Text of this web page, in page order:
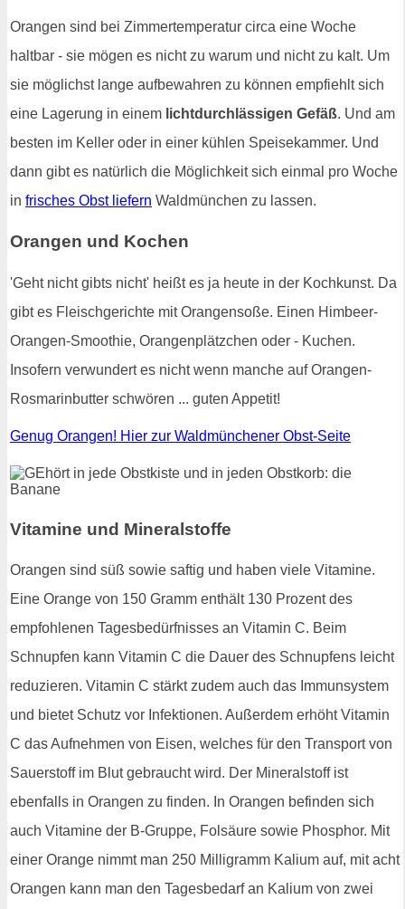
Orangen sind bei Zimmertemperatur circa eine Woche
haltbar - sie mögen es nicht zu warum und nicht zu kalt. Um
sie möglichst lange aufbewahren zu können empfiehlt sich
eine Lagerung in einem lichtdurchlässigen Gefäß. Und am
besten im Keller oder in einer kühlen Speisekammer. Und
dann gibt es natürlich die Möglichkeit sich einmal pro Woche
in frisches Obst liefern Waldmünchen zu lassen.
Orangen und Kochen
'Geht nicht gibts nicht' heißt es ja heute in der Kochkunst. Da
gibt es Fleischgerichte mit Orangensoße. Einen Himbeer-
Orangen-Smoothie, Orangenplätzchen oder - Kuchen.
Insofern verwundert es nicht wenn manche auf Orangen-
Rosmarinbutter schwören ... guten Appetit!
Genug Orangen! Hier zur Waldmünchener Obst-Seite
Vitamine und Mineralstoffe
Orangen sind süß sowie saftig und haben viele Vitamine.
Eine Orange von 150 Gramm enthält 130 Prozent des
empfohlenen Tagesbedürfnisses an Vitamin C. Beim
Schnupfen kann Vitamin C die Dauer des Schnupfens leicht
reduzieren. Vitamin C stärkt zudem auch das Immunsystem
und bietet Schutz vor Infektionen. Außerdem erhöht Vitamin
C das Aufnehmen von Eisen, welches für den Transport von
Sauerstoff im Blut gebraucht wird. Der Mineralstoff ist
ebenfalls in Orangen zu finden. In Orangen befinden sich
auch Vitamine der B-Gruppe, Folsäure sowie Phosphor. Mit
einer Orange nimmt man 250 Milligramm Kalium auf, mit acht
Orangen kann man den Tagesbedarf an Kalium von zwei